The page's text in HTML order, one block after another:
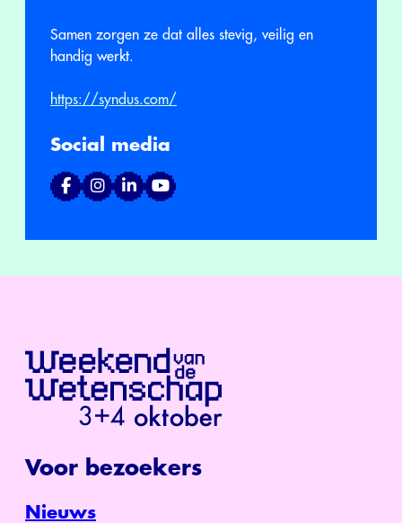
Samen zorgen ze dat alles stevig, veilig en
handig werkt.
https://syndus.com/
Social media
Voor bezoekers
Nieuws